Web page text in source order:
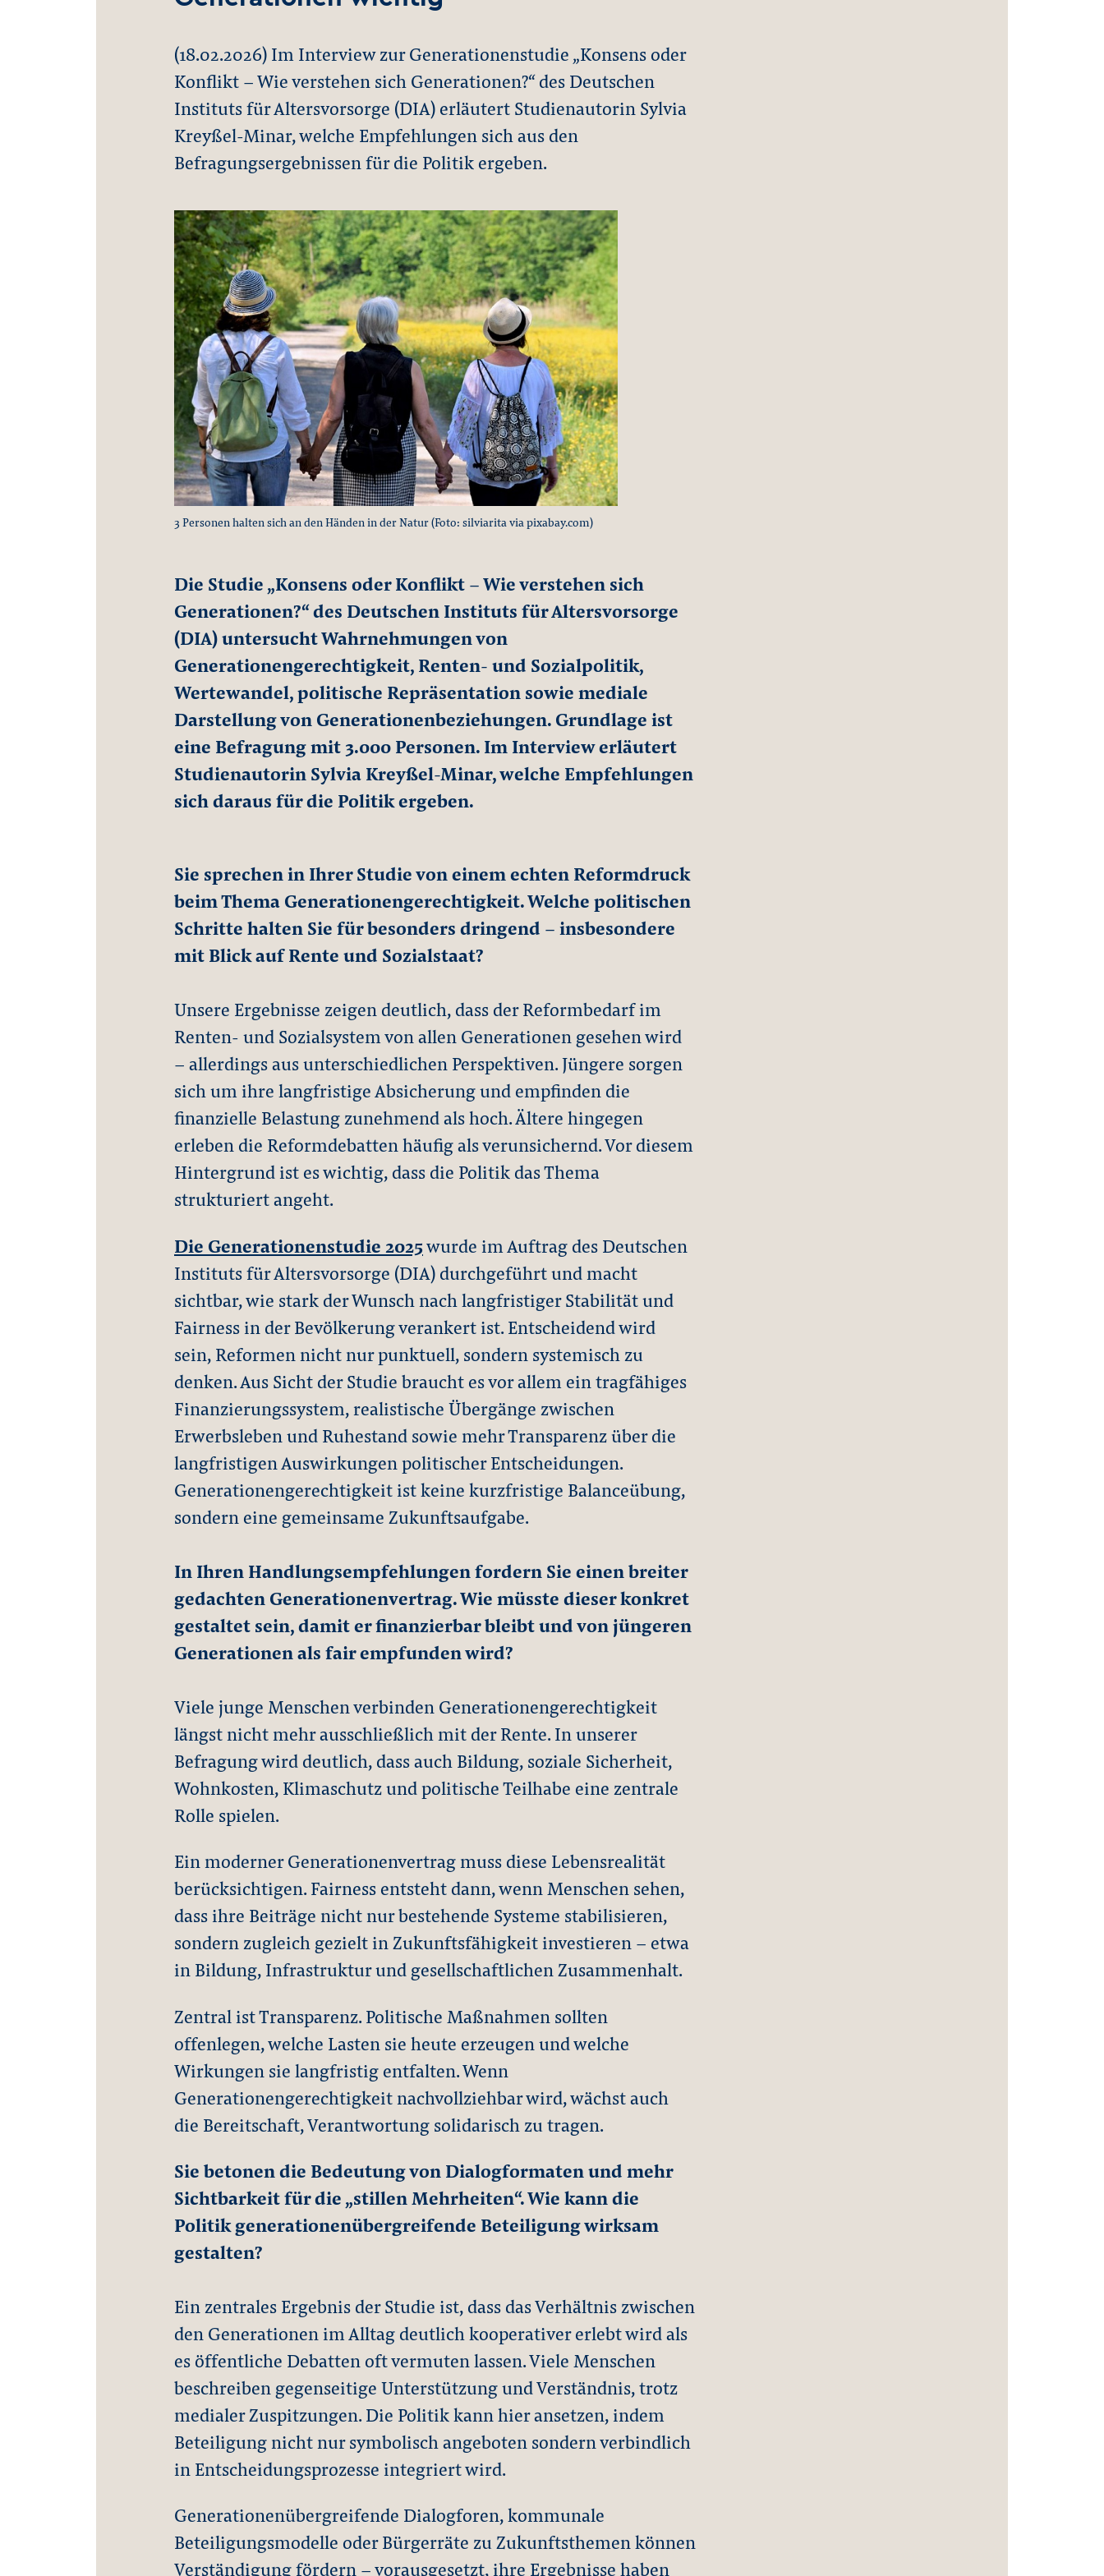
(18.02.2026) Im Interview zur Generationenstudie „Konsens oder
Konflikt – Wie verstehen sich Generationen?“ des Deutschen
Instituts für Altersvorsorge (DIA) erläutert Studienautorin Sylvia
Kreyßel-Minar, welche Empfehlungen sich aus den
Befragungsergebnissen für die Politik ergeben.
3 Personen halten sich an den Händen in der Natur (Foto: silviarita via pixabay.com)
Die Studie „Konsens oder Konflikt – Wie verstehen sich
Generationen?“ des Deutschen Instituts für Altersvorsorge
(DIA) untersucht Wahrnehmungen von
Generationengerechtigkeit, Renten- und Sozialpolitik,
Wertewandel, politische Repräsentation sowie mediale
Darstellung von Generationenbeziehungen. Grundlage ist
eine Befragung mit 3.000 Personen. Im Interview erläutert
Studienautorin Sylvia Kreyßel-Minar, welche Empfehlungen
sich daraus für die Politik ergeben.
Sie sprechen in Ihrer Studie von einem echten Reformdruck
beim Thema Generationengerechtigkeit. Welche politischen
Schritte halten Sie für besonders dringend – insbesondere
mit Blick auf Rente und Sozialstaat?
Unsere Ergebnisse zeigen deutlich, dass der Reformbedarf im
Renten- und Sozialsystem von allen Generationen gesehen wird
– allerdings aus unterschiedlichen Perspektiven. Jüngere sorgen
sich um ihre langfristige Absicherung und empfinden die
finanzielle Belastung zunehmend als hoch. Ältere hingegen
erleben die Reformdebatten häufig als verunsichernd. Vor diesem
Hintergrund ist es wichtig, dass die Politik das Thema
strukturiert angeht.
Die Generationenstudie 2025wurde im Auftrag des Deutschen
Instituts für Altersvorsorge (DIA) durchgeführt und macht
sichtbar, wie stark der Wunsch nach langfristiger Stabilität und
Fairness in der Bevölkerung verankert ist. Entscheidend wird
sein, Reformen nicht nur punktuell, sondern systemisch zu
denken. Aus Sicht der Studie braucht es vor allem ein tragfähiges
Finanzierungssystem, realistische Übergänge zwischen
Erwerbsleben und Ruhestand sowie mehr Transparenz über die
langfristigen Auswirkungen politischer Entscheidungen.
Generationengerechtigkeit ist keine kurzfristige Balanceübung,
sondern eine gemeinsame Zukunftsaufgabe.
In Ihren Handlungsempfehlungen fordern Sie einen breiter
gedachten Generationenvertrag. Wie müsste dieser konkret
gestaltet sein, damit er finanzierbar bleibt und von jüngeren
Generationen als fair empfunden wird?
Viele junge Menschen verbinden Generationengerechtigkeit
längst nicht mehr ausschließlich mit der Rente. In unserer
Befragung wird deutlich, dass auch Bildung, soziale Sicherheit,
Wohnkosten, Klimaschutz und politische Teilhabe eine zentrale
Rolle spielen.
Ein moderner Generationenvertrag muss diese Lebensrealität
berücksichtigen. Fairness entsteht dann, wenn Menschen sehen,
dass ihre Beiträge nicht nur bestehende Systeme stabilisieren,
sondern zugleich gezielt in Zukunftsfähigkeit investieren – etwa
in Bildung, Infrastruktur und gesellschaftlichen Zusammenhalt.
Zentral ist Transparenz. Politische Maßnahmen sollten
offenlegen, welche Lasten sie heute erzeugen und welche
Wirkungen sie langfristig entfalten. Wenn
Generationengerechtigkeit nachvollziehbar wird, wächst auch
die Bereitschaft, Verantwortung solidarisch zu tragen.
Sie betonen die Bedeutung von Dialogformaten und mehr
Sichtbarkeit für die „stillen Mehrheiten“. Wie kann die
Politik generationenübergreifende Beteiligung wirksam
gestalten?
Ein zentrales Ergebnis der Studie ist, dass das Verhältnis zwischen
den Generationen im Alltag deutlich kooperativer erlebt wird als
es öffentliche Debatten oft vermuten lassen. Viele Menschen
beschreiben gegenseitige Unterstützung und Verständnis, trotz
medialer Zuspitzungen. Die Politik kann hier ansetzen, indem
Beteiligung nicht nur symbolisch angeboten sondern verbindlich
in Entscheidungsprozesse integriert wird.
Generationenübergreifende Dialogforen, kommunale
Beteiligungsmodelle oder Bürgerräte zu Zukunftsthemen können
Verständigung fördern – vorausgesetzt, ihre Ergebnisse haben